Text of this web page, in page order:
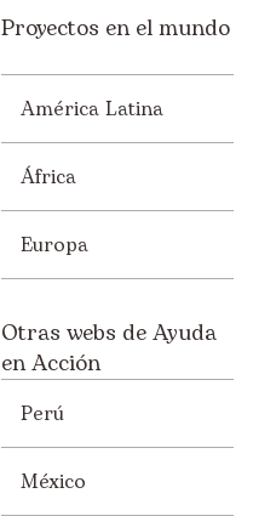
Proyectos en el mundo
América Latina
África
Europa
Otras webs de Ayuda
en Acción
Perú
México